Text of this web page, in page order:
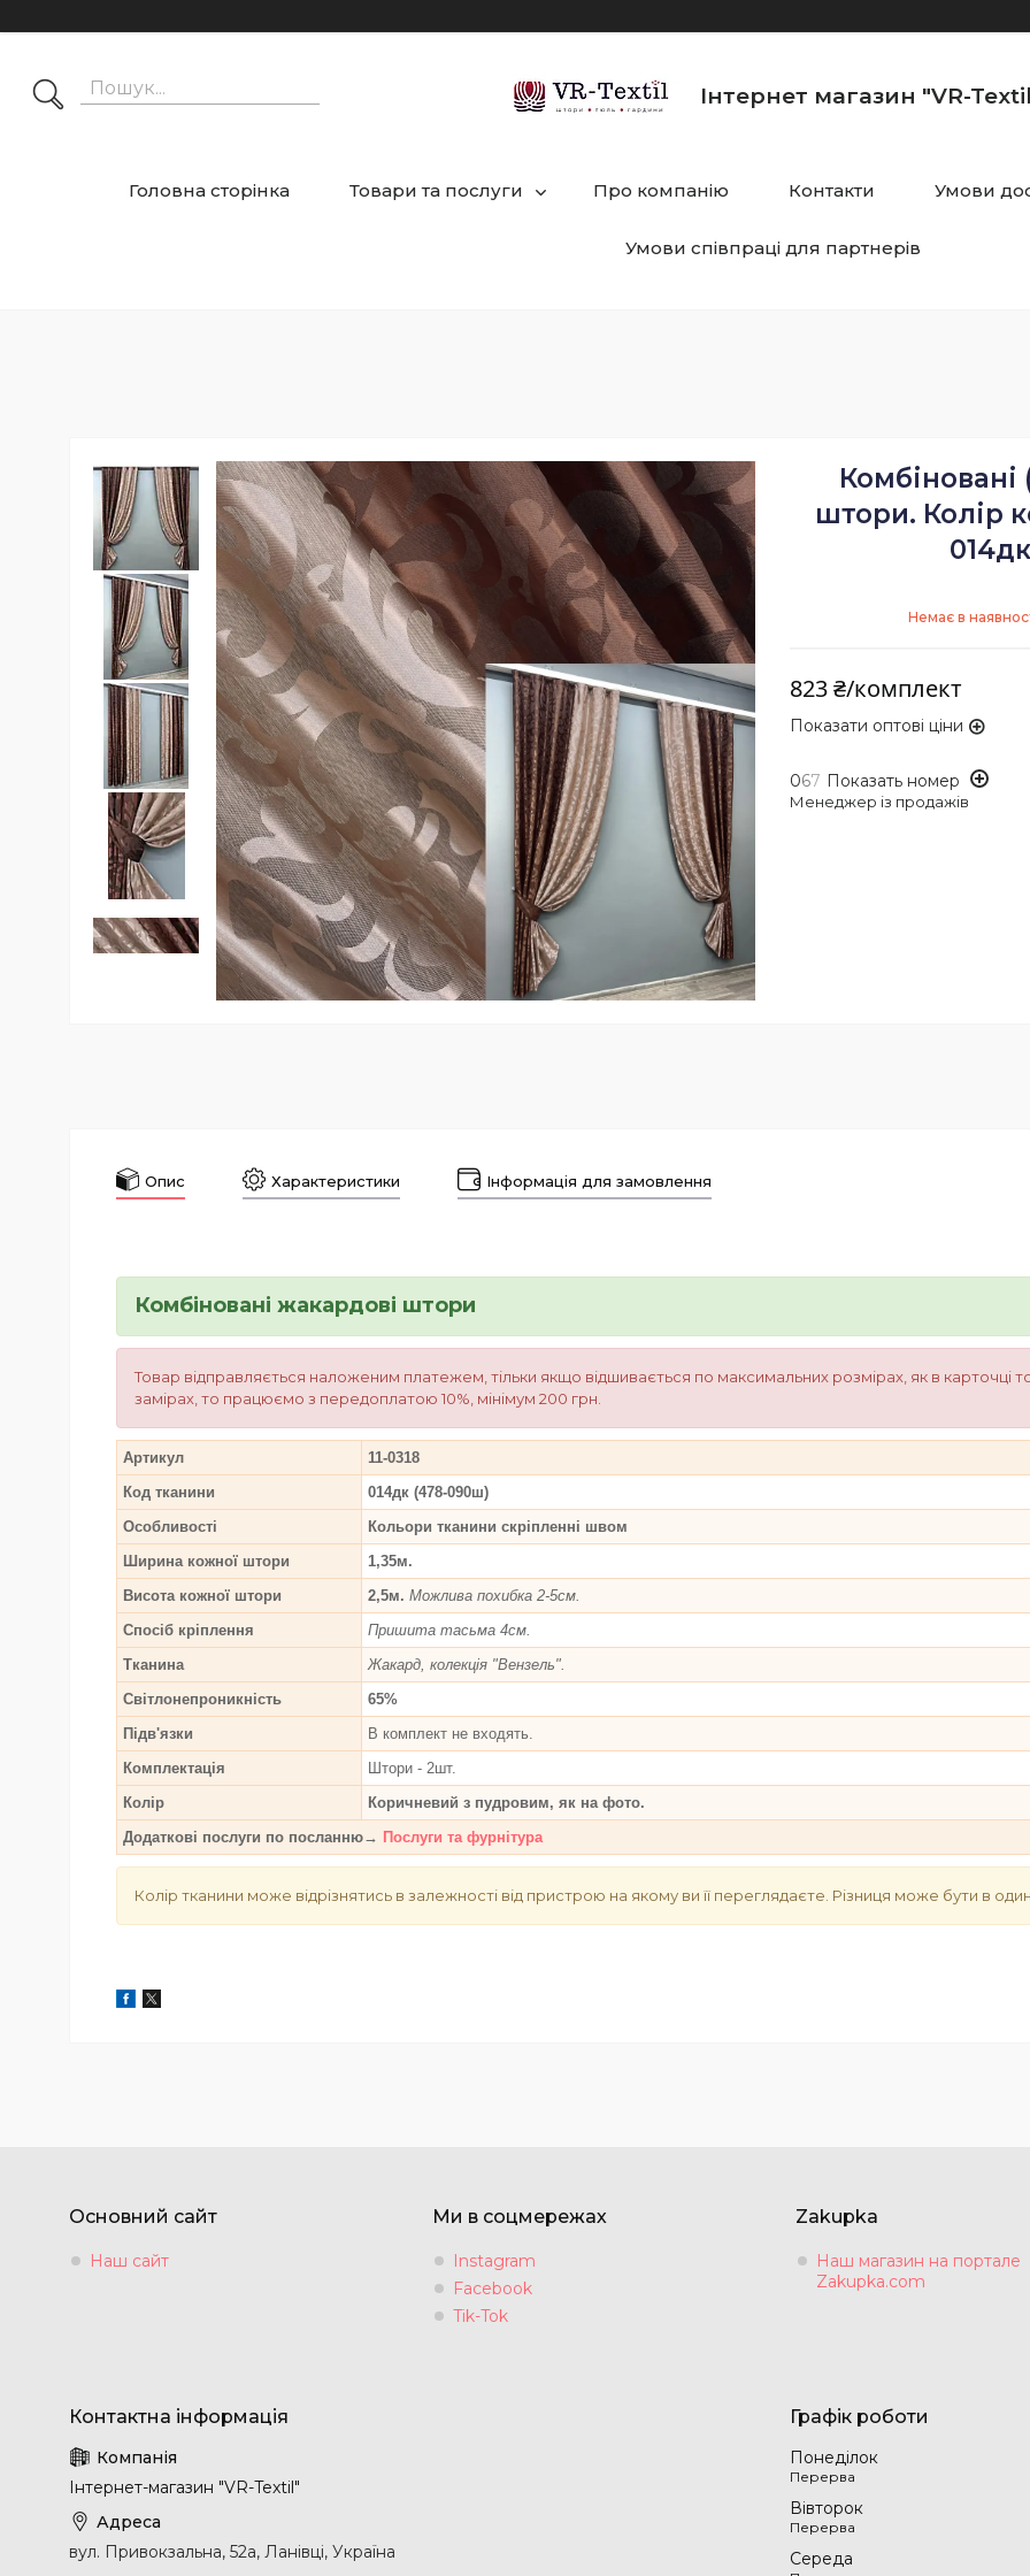
Інтернет магазин "VR-
Головна сторінка Товари та послуги Про компанію Контакти Умови
Умови співпраці для партнерів
Комбіновані
штори. Колір
Немає в
823 ₴/комплект
Показати оптові ціни
067 Показать номер
Менеджер із продажів
Опис Характеристики Інформація для замовлення
Комбіновані жакардові штори
Товар відправляється наложеним платежем, тільки якщо відшивається по максимальних розмірах, як в
замірах, то працюємо з передоплатою 10%, мінімум 200 грн.
Артикул
11-0318
Код тканини
014дк (478-090ш)
Особливості
Кольори тканини скріпленні швом
Ширина кожної штори
1,35м.
Висота кожної штори
2,5м. Можлива похибка 2-5см.
Спосіб кріплення
Пришита тасьма 4см.
Тканина
Жакард, колекція "Вензель".
Світлонепроникність
65%
Підв'язки
В комплект не входять.
Комплектація
Штори - 2шт.
Колір
Коричневий з пудровим, як на фото.
Додаткові послуги по посланню→ Послуги та фурнітура
Колір тканини може відрізнятись в залежності від пристрою на якому ви її переглядаєте. Різниця може бути в
Основний сайт
Наш сайт
Ми в соцмережах
Instagram
Facebook
Tik-Tok
Zakupka
Наш магазин на портале
Zakupka.com
Інтернет-магазин "VR-Textil"
вул. Привокзальна, 52а, Ланівці, Україна
Графік роботи
Понеділок
Вівторок
Середа